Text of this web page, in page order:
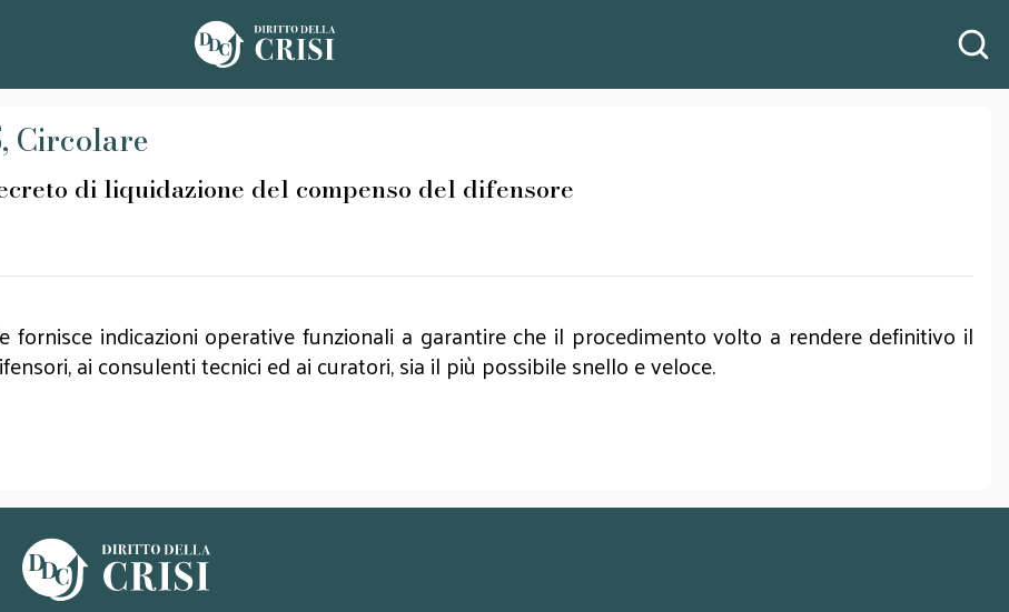
Circolare
di liquidazione del compenso del difensore
indicazioni operative funzionali a garantire che il procedimento volto a rendere definitivo il
ai consulenti tecnici ed ai curatori, sia il più possibile snello e veloce.